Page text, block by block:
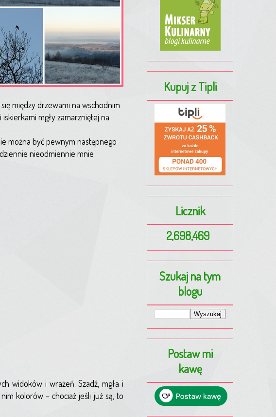
między drzewami na wschodnim
mgły zamarzniętej na
można być pewnym następnego
nieodmiennie mnie
widoków i wrażeń. Szadź, mgła i
kolorów – chociaż jeśli już są, to
Kupuj z Tipli
Licznik
2,698,469
Szukaj na tym
blogu
Postaw mi
kawę